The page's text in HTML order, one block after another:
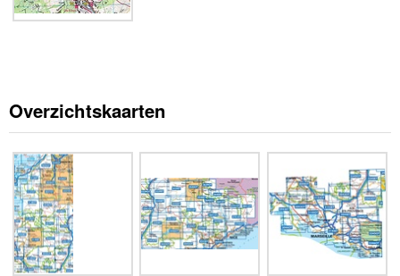
Overzichtskaarten